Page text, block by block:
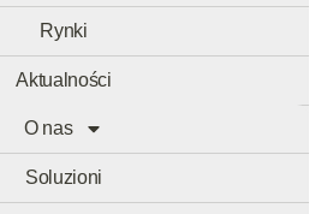
Rynki
Aktualności
descarrega
pobieranie
O nas
Soluzioni